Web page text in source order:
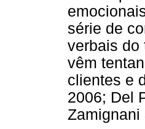
série de
verbais do
vêm
clientes e
2006; Del
Zamignani